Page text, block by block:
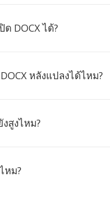
DOCX ได้?
หลังแปลงได้ไหม?
สูงไหม?
หม?